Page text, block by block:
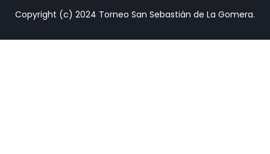
Copyright (c) 2024 Torneo San Sebastián de La Gomera.